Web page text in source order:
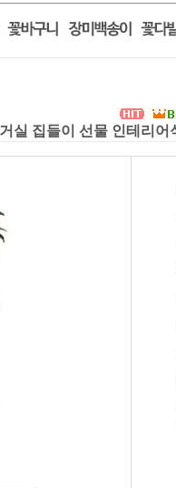
실 집들이 선물 인테리어